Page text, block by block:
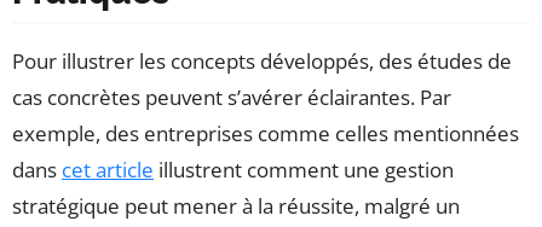
Pour illustrer les concepts développés, des études de
cas concrètes peuvent s’avérer éclairantes. Par
exemple, des entreprises comme celles mentionnées
dans cet article illustrent comment une gestion
stratégique peut mener à la réussite, malgré un